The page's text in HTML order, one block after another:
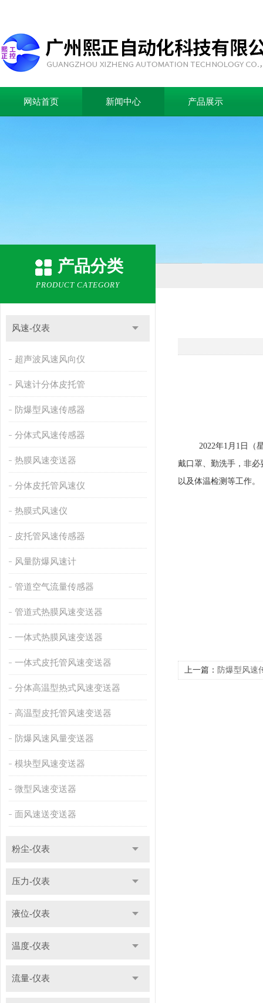
网站首页 新闻中心 产品展示
产品分类
PRODUCT CATEGORY
风速-仪表
超声波风速风向仪
风速计分体皮托管
防爆型风速传感器
分体式风速传感器
热膜风速变送器
分体皮托管风速仪
热膜式风速仪
皮托管风速传感器
风量防爆风速计
管道空气流量传感器
管道式热膜风速变送器
一体式热膜风速变送器
一体式皮托管风速变送器
分体高温型热式风速变送器
高温型皮托管风速变送器
防爆风速风量变送器
模块型风速变送器
微型风速变送器
面风速送变送器
粉尘-仪表
压力-仪表
液位-仪表
温度-仪表
流量-仪表
2022年1月1日（星
戴口罩、勤洗手，非
以及体温检测等工作。
上一篇： 防爆型风速